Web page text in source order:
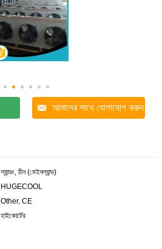
আমাদের সাথে যোগাযোগ করুন
শ্যান্ডং, চীন (মেইনল্যান্ড)
HUGECOOL
Other, CE
হাইকোর্টের